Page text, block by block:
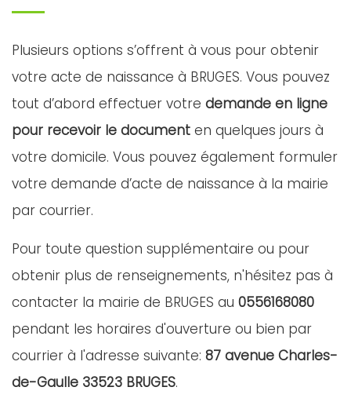
Plusieurs options s’offrent à vous pour obtenir
votre acte de naissance à BRUGES. Vous pouvez
tout d’abord effectuer votre demande en ligne
pour recevoir le document en quelques jours à
votre domicile. Vous pouvez également formuler
votre demande d’acte de naissance à la mairie
par courrier.
Pour toute question supplémentaire ou pour
obtenir plus de renseignements, n'hésitez pas à
contacter la mairie de BRUGES au 0556168080
pendant les horaires d'ouverture ou bien par
courrier à l'adresse suivante: 87 avenue Charles-
de-Gaulle 33523 BRUGES.